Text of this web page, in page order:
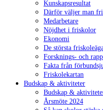
Kunskapsresultat
Därför väljer man
Medarbetare
Nöjdhet i friskolor
Ekonomi
De största
Forsknings- och
Fakta från
Friskolekartan
Budskap & aktiviteter
Budskap &
Årsmöte 2024